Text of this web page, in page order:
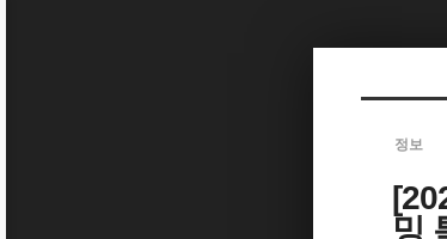
정보
밍
Sketchbook5, 스케치북5